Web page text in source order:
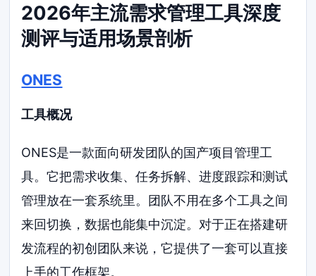
2026年主流需求管理工具深度
测评与适用场景剖析
ONES
工具概况
ONES是一款面向研发团队的国产项目管理工
具。它把需求收集、任务拆解、进度跟踪和测试
管理放在一套系统里。团队不用在多个工具之间
来回切换，数据也能集中沉淀。对于正在搭建研
发流程的初创团队来说，它提供了一套可以直接
上手的工作框架。